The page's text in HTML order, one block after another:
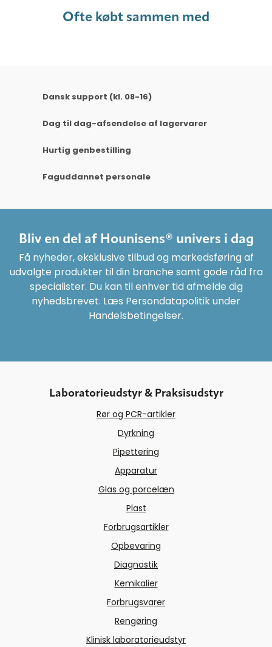
Ofte købt sammen med
Dansk support (kl. 08-16)
Dag til dag-afsendelse af lagervarer
Hurtig genbestilling
Faguddannet personale
Bliv en del af Hounisens® univers i dag
Få nyheder, eksklusive tilbud og markedsføring af
udvalgte produkter til din branche samt gode råd fra
specialister. Du kan til enhver tid afmelde dig
nyhedsbrevet. Læs Persondatapolitik under
Handelsbetingelser.
Laboratorieudstyr & Praksisudstyr
Rør og PCR-artikler
Dyrkning
Pipettering
Apparatur
Glas og porcelæn
Plast
Forbrugsartikler
Opbevaring
Diagnostik
Kemikalier
Forbrugsvarer
Rengøring
Klinisk laboratorieudstyr